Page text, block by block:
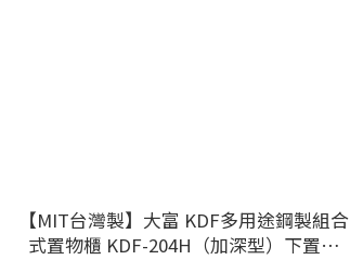
【MIT台灣製】大富 KDF多用途鋼製組合
式置物櫃 KDF-204H（加深型）下置式